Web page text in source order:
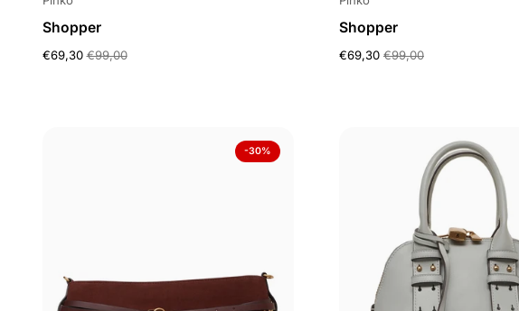
Shopper
€69,30 €99,00
Shopper
€69,30 €99,00
-30%